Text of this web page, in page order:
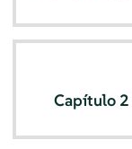
Capítulo 2